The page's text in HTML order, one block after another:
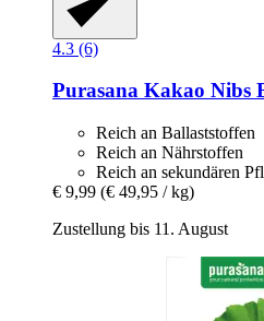
4.3 (6)
Purasana Kakao Nibs
Reich an Ballaststoffen
Reich an Nährstoffen
Reich an sekundären
€ 9,99 (€ 49,95 / kg)
Zustellung bis 11. August